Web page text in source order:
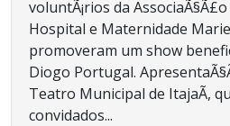
voluntÃ¡rios da
Hospital e Maternidade
promoveram um show
Diogo Portugal.
Teatro Municipal de ItajaÃ­,
convidados...